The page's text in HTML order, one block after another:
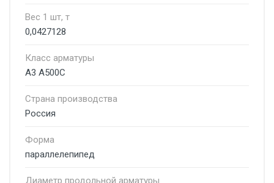
Вес 1 шт, т
0,0427128
Класс арматуры
А3 А500С
Страна производства
Россия
Форма
параллелепипед
Диаметр продольной арматуры